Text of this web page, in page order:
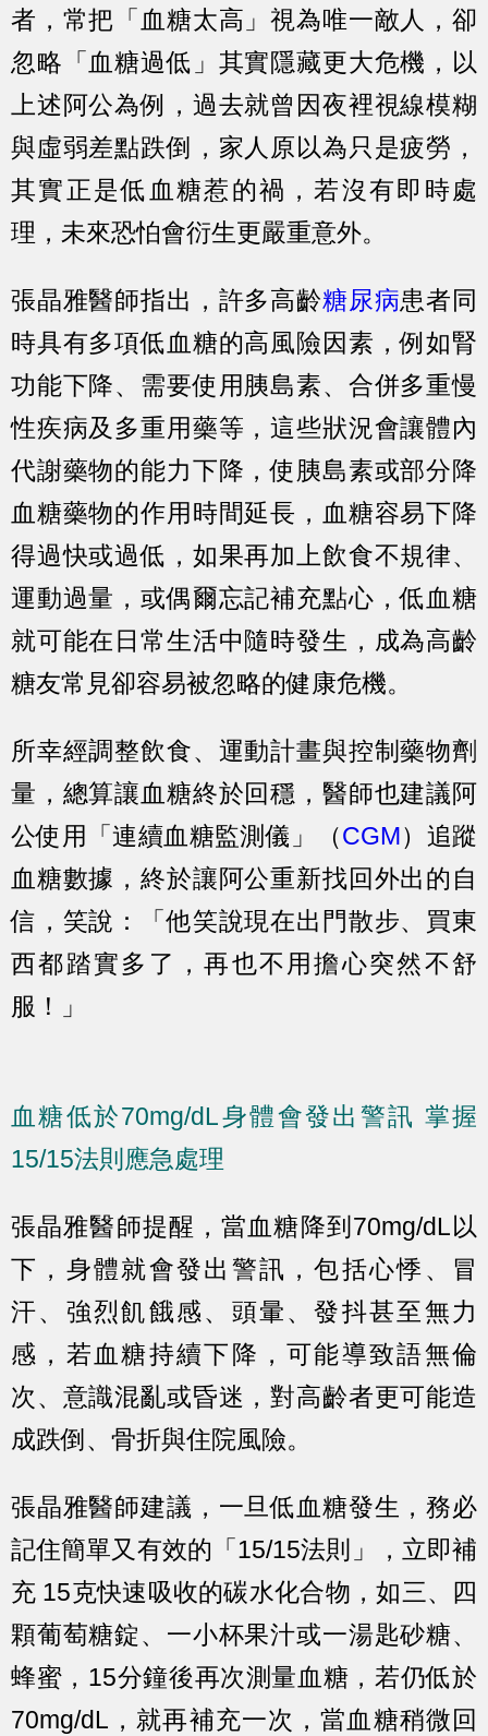
者，常把「血糖太高」視為唯一敵人，卻
忽略「血糖過低」其實隱藏更大危機，以
上述阿公為例，過去就曾因夜裡視線模糊
與虛弱差點跌倒，家人原以為只是疲勞，
其實正是低血糖惹的禍，若沒有即時處
理，未來恐怕會衍生更嚴重意外。
張晶雅醫師指出，許多高齡糖尿病患者同
時具有多項低血糖的高風險因素，例如腎
功能下降、需要使用胰島素、合併多重慢
性疾病及多重用藥等，這些狀況會讓體內
代謝藥物的能力下降，使胰島素或部分降
血糖藥物的作用時間延長，血糖容易下降
得過快或過低，如果再加上飲食不規律、
運動過量，或偶爾忘記補充點心，低血糖
就可能在日常生活中隨時發生，成為高齡
糖友常見卻容易被忽略的健康危機。
所幸經調整飲食、運動計畫與控制藥物劑
量，總算讓血糖終於回穩，醫師也建議阿
公使用「連續血糖監測儀」（CGM）追蹤
血糖數據，終於讓阿公重新找回外出的自
信，笑說：「他笑說現在出門散步、買東
西都踏實多了，再也不用擔心突然不舒
服！」
血糖低於70mg/dL身體會發出警訊 掌握
15/15法則應急處理
張晶雅醫師提醒，當血糖降到70mg/dL以
下，身體就會發出警訊，包括心悸、冒
汗、強烈飢餓感、頭暈、發抖甚至無力
感，若血糖持續下降，可能導致語無倫
次、意識混亂或昏迷，對高齡者更可能造
成跌倒、骨折與住院風險。
張晶雅醫師建議，一旦低血糖發生，務必
記住簡單又有效的「15/15法則」，立即補
充 15克快速吸收的碳水化合物，如三、四
顆葡萄糖錠、一小杯果汁或一湯匙砂糖、
蜂蜜，15分鐘後再次測量血糖，若仍低於
70mg/dL，就再補充一次，當血糖稍微回